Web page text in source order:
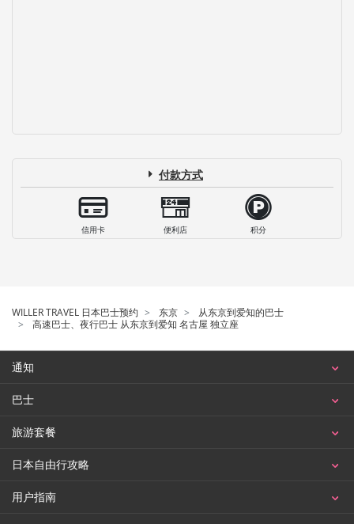
付款方式
信用卡 便利店 积分
WILLER TRAVEL 日本巴士预约 东京
从东京到爱知的巴士
高速巴士、夜行巴士 从东京到爱知 名古屋 独立座
通知
巴士
旅游套餐
日本自由行攻略
用户指南